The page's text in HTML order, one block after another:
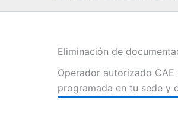
Eliminación de
Operador autorizado
programada en tu sede y